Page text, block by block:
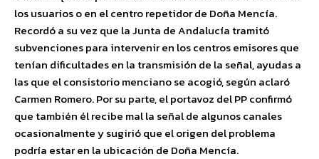
los usuarios o en el centro repetidor de Doña Mencía.
Recordó a su vez que la Junta de Andalucía tramitó
subvenciones para intervenir en los centros emisores que
tenían dificultades en la transmisión de la señal, ayudas a
las que el consistorio menciano se acogió, según aclaró
Carmen Romero. Por su parte, el portavoz del PP confirmó
que también él recibe mal la señal de algunos canales
ocasionalmente y sugirió que el origen del problema
podría estar en la ubicación de Doña Mencía.